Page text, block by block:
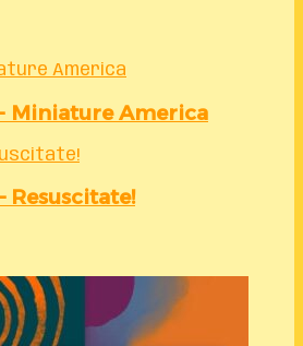
America
Miniature America
Resuscitate!